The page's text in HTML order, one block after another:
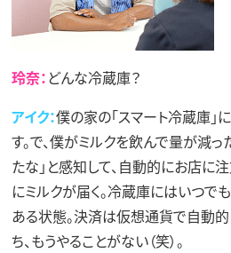
玲奈：どんな冷蔵庫？
アイク：僕の家の「スマート冷蔵庫」
す。で、僕がミルクを飲んで量が減っ
たな」と感知して、自動的にお店に
にミルクが届く。冷蔵庫にはいつで
ある状態。決済は仮想通貨で自動
ち、もうやることがない（笑）。